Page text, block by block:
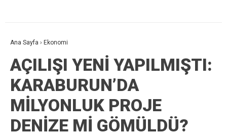
Ana Sayfa › Ekonomi
AÇILIŞI YENİ YAPILMIŞTI:
KARABURUN’DA
MİLYONLUK PROJE
DENİZE Mİ GÖMÜLDÜ?